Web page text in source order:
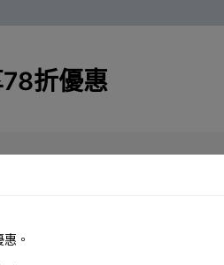
折優惠
一起來柯達獨旅慢行，享受我的Me Time!
。